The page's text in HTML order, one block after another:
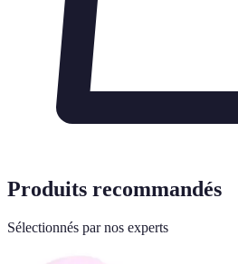
Produits recommandés
Sélectionnés par nos experts